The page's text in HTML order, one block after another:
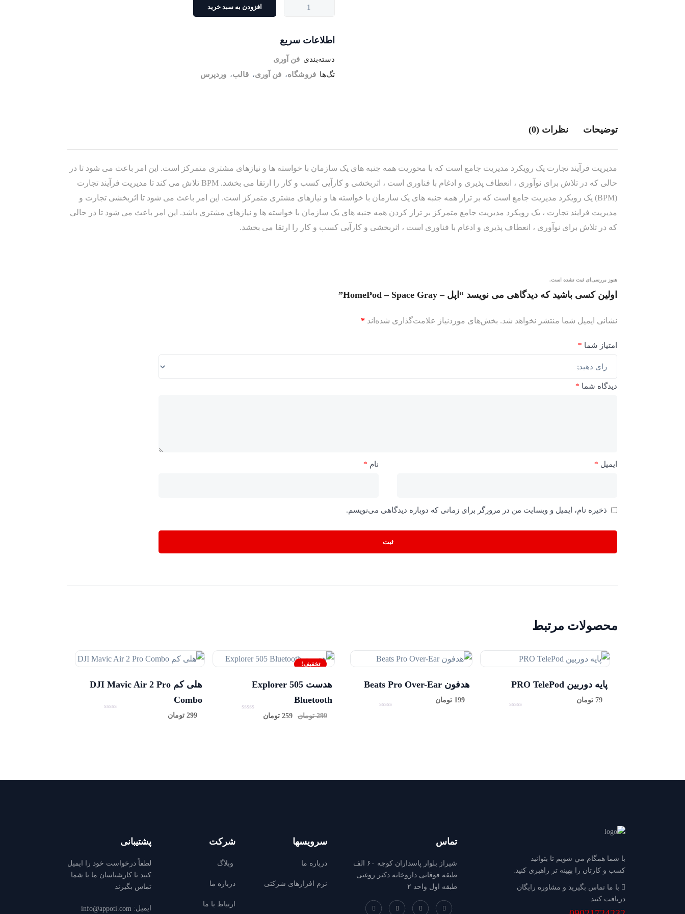
افزودن به سبد خرید
اطلاعات سریع
دسته‌بندی فن آوری
تگ‌ها فروشگاه، فن آوری، قالب، وردپرس
توضیحات نظرات (0)
مدیریت فرآیند تجارت یک رویکرد مدیریت جامع است که با محوریت همه جنبه های یک سازمان با خواسته ها و نیازهای مشتری متمرکز است. این امر باعث می شود تا در
حالی که در تلاش برای نوآوری ، انعطاف پذیری و ادغام با فناوری است ، اثربخشی و کارآیی کسب و کار را ارتقا می بخشد. BPM تلاش می کند تا مدیریت فرآیند تجارت
(BPM) یک رویکرد مدیریت جامع است که بر تراز همه جنبه های یک سازمان با خواسته ها و نیازهای مشتری متمرکز است. این امر باعث می شود تا اثربخشی تجارت و
مدیریت فرایند تجارت ، یک رویکرد مدیریت جامع متمرکز بر تراز کردن همه جنبه های یک سازمان با خواسته ها و نیازهای مشتری باشد. این امر باعث می شود تا در حالی
که در تلاش برای نوآوری ، انعطاف پذیری و ادغام با فناوری است ، اثربخشی و کارآیی کسب و کار را ارتقا می بخشد.
هنوز بررسی‌ای ثبت نشده است.
اولین کسی باشید که دیدگاهی می نویسد “اپل – HomePod – Space Gray”
نشانی ایمیل شما منتشر نخواهد شد. بخش‌های موردنیاز علامت‌گذاری شده‌اند *
امتیاز شما *
دیدگاه شما *
نام * ایمیل *
ذخیره نام، ایمیل و وبسایت من در مرورگر برای زمانی که دوباره دیدگاهی می‌نویسم.
محصولات مرتبط
پایه دوربین PRO TelePod
79 تومان
هدفون Beats Pro Over-Ear
199 تومان
تخفیف!
هدست Explorer 505
Bluetooth
299 تومان 259 تومان
هلی کم DJI Mavic Air 2 Pro
Combo
299 تومان
با شما همگام مي شويم تا بتوانيد
كسب و كارتان را بهينه تر راهبري كنيد.
با ما تماس بگيريد و مشاوره رايگان
دريافت كنيد.
تماس
شیراز بلوار پاسداران کوچه ۶۰ الف
طبقه فوقانی داروخانه دکتر روغنی
طبقه اول واحد ۲
سرویسها
درباره ما
نرم افزارهای شرکتی
شرکت
وبلاگ
درباره ما
ارتباط با ما
پشتیبانی
لطفاً درخواست خود را ايميل
كنيد تا كارشناسان ما با شما
تماس بگيرند
ایمیل: info@appoti.com